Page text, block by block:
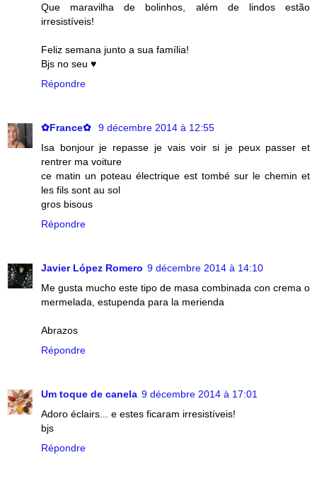
Que maravilha de bolinhos, além de lindos estão
irresistíveis!
Feliz semana junto a sua família!
Bjs no seu ♥
Répondre
✿France✿
9 décembre 2014 à 12:55
Isa bonjour je repasse je vais voir si je peux passer et
rentrer ma voiture
ce matin un poteau électrique est tombé sur le chemin et
les fils sont au sol
gros bisous
Répondre
Javier López Romero 9 décembre 2014 à 14:10
Me gusta mucho este tipo de masa combinada con crema o
mermelada, estupenda para la merienda
Abrazos
Répondre
Um toque de canela 9 décembre 2014 à 17:01
Adoro éclairs... e estes ficaram irresistíveis!
bjs
Répondre